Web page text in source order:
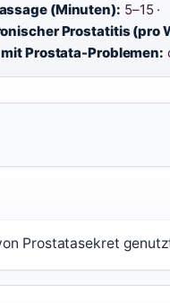
(Minuten): 5–15 ·
Prostatitis (pro
Prostata-Problemen:
Prostatasekret